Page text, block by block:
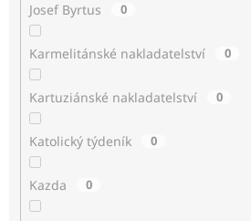
Josef Byrtus 0
Karmelitánské nakladatelství 0
Kartuziánské nakladatelství 0
Katolický týdeník 0
Kazda 0